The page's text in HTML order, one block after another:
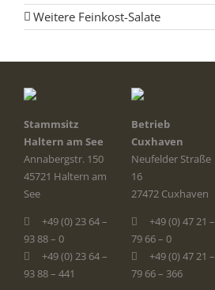
Weitere Feinkost-Salate
Stammsitz
Haltern am See
Annabergstr. 150
45721 Haltern am
See
+49 (0) 23 64 –
93 88 – 0
+49 (0) 23 64 –
93 88 – 441
Betrieb
Cuxhaven
Neufelder Straße
16
27472 Cuxhaven
+49 (0) 47 21 –
79 66 – 0
+49 (0) 47 21 –
79 66 – 366